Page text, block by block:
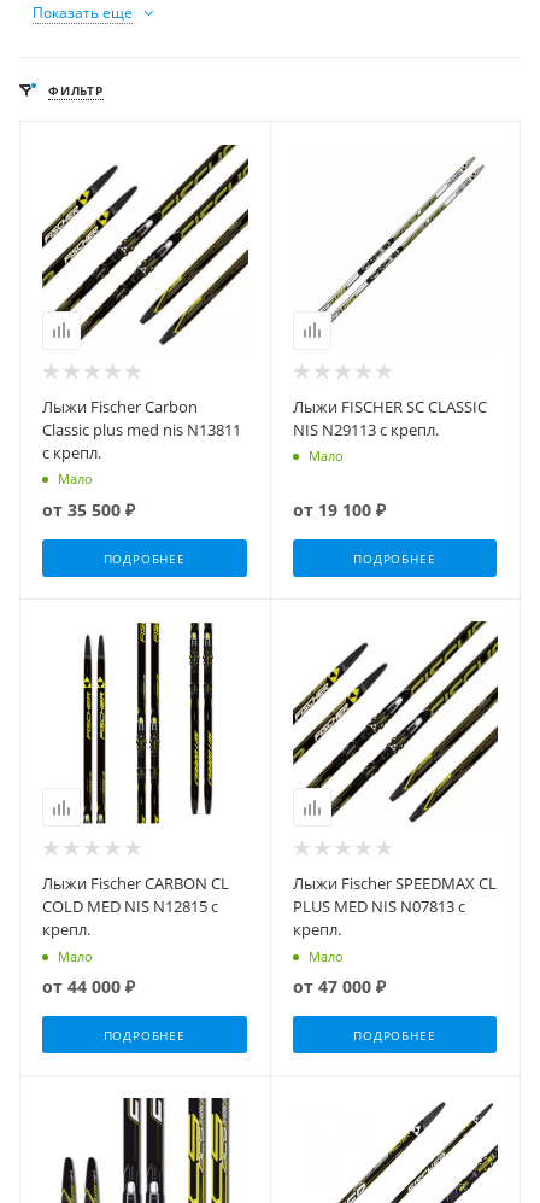
Показать еще
ФИЛЬТР
Лыжи Fischer Carbon
Classic plus med nis N13811
с крепл.
Мало
от 35 500 ₽
ПОДРОБНЕЕ
Лыжи FISCHER SC CLASSIC
NIS N29113 с крепл.
Мало
от 19 100 ₽
ПОДРОБНЕЕ
Лыжи Fischer CARBON CL
COLD MED NIS N12815 с
крепл.
Мало
от 44 000 ₽
ПОДРОБНЕЕ
Лыжи Fischer SPEEDMAX CL
PLUS MED NIS N07813 с
крепл.
Мало
от 47 000 ₽
ПОДРОБНЕЕ